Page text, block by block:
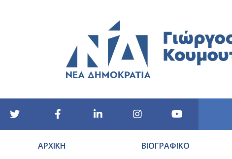
ΑΡΧΙΚΗ ΒΙΟΓΡΑΦΙΚΟ